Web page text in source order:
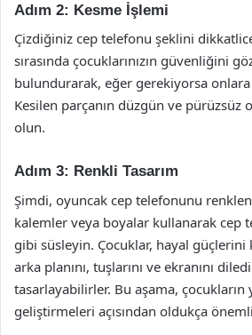
Adım 2: Kesme İşlemi
Çizdiğiniz cep telefonu şeklini
sırasında çocuklarınızın güvenliğini
bulundurarak, eğer gerekiyorsa onlara
Kesilen parçanın düzgün ve pürüzsüz
olun.
Adım 3: Renkli Tasarım
Şimdi, oyuncak cep telefonunu
kalemler veya boyalar kullanarak cep
gibi süsleyin. Çocuklar, hayal
arka planını, tuşlarını ve ekranını
tasarlayabilirler. Bu aşama, çocukların
geliştirmeleri açısından oldukça